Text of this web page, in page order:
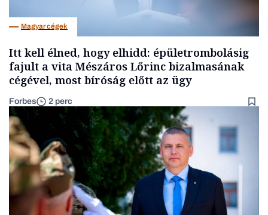
Magyar cégek
Itt kell élned, hogy elhidd: épületrombolásig
fajult a vita Mészáros Lőrinc bizalmasának
cégével, most bíróság előtt az ügy
Forbes 2 perc